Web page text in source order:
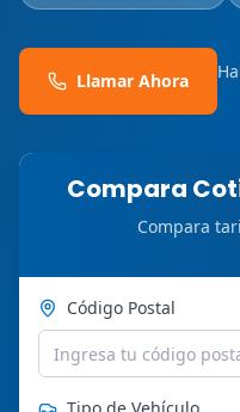
Llamar Ahora
Compara
Compara
Código Postal